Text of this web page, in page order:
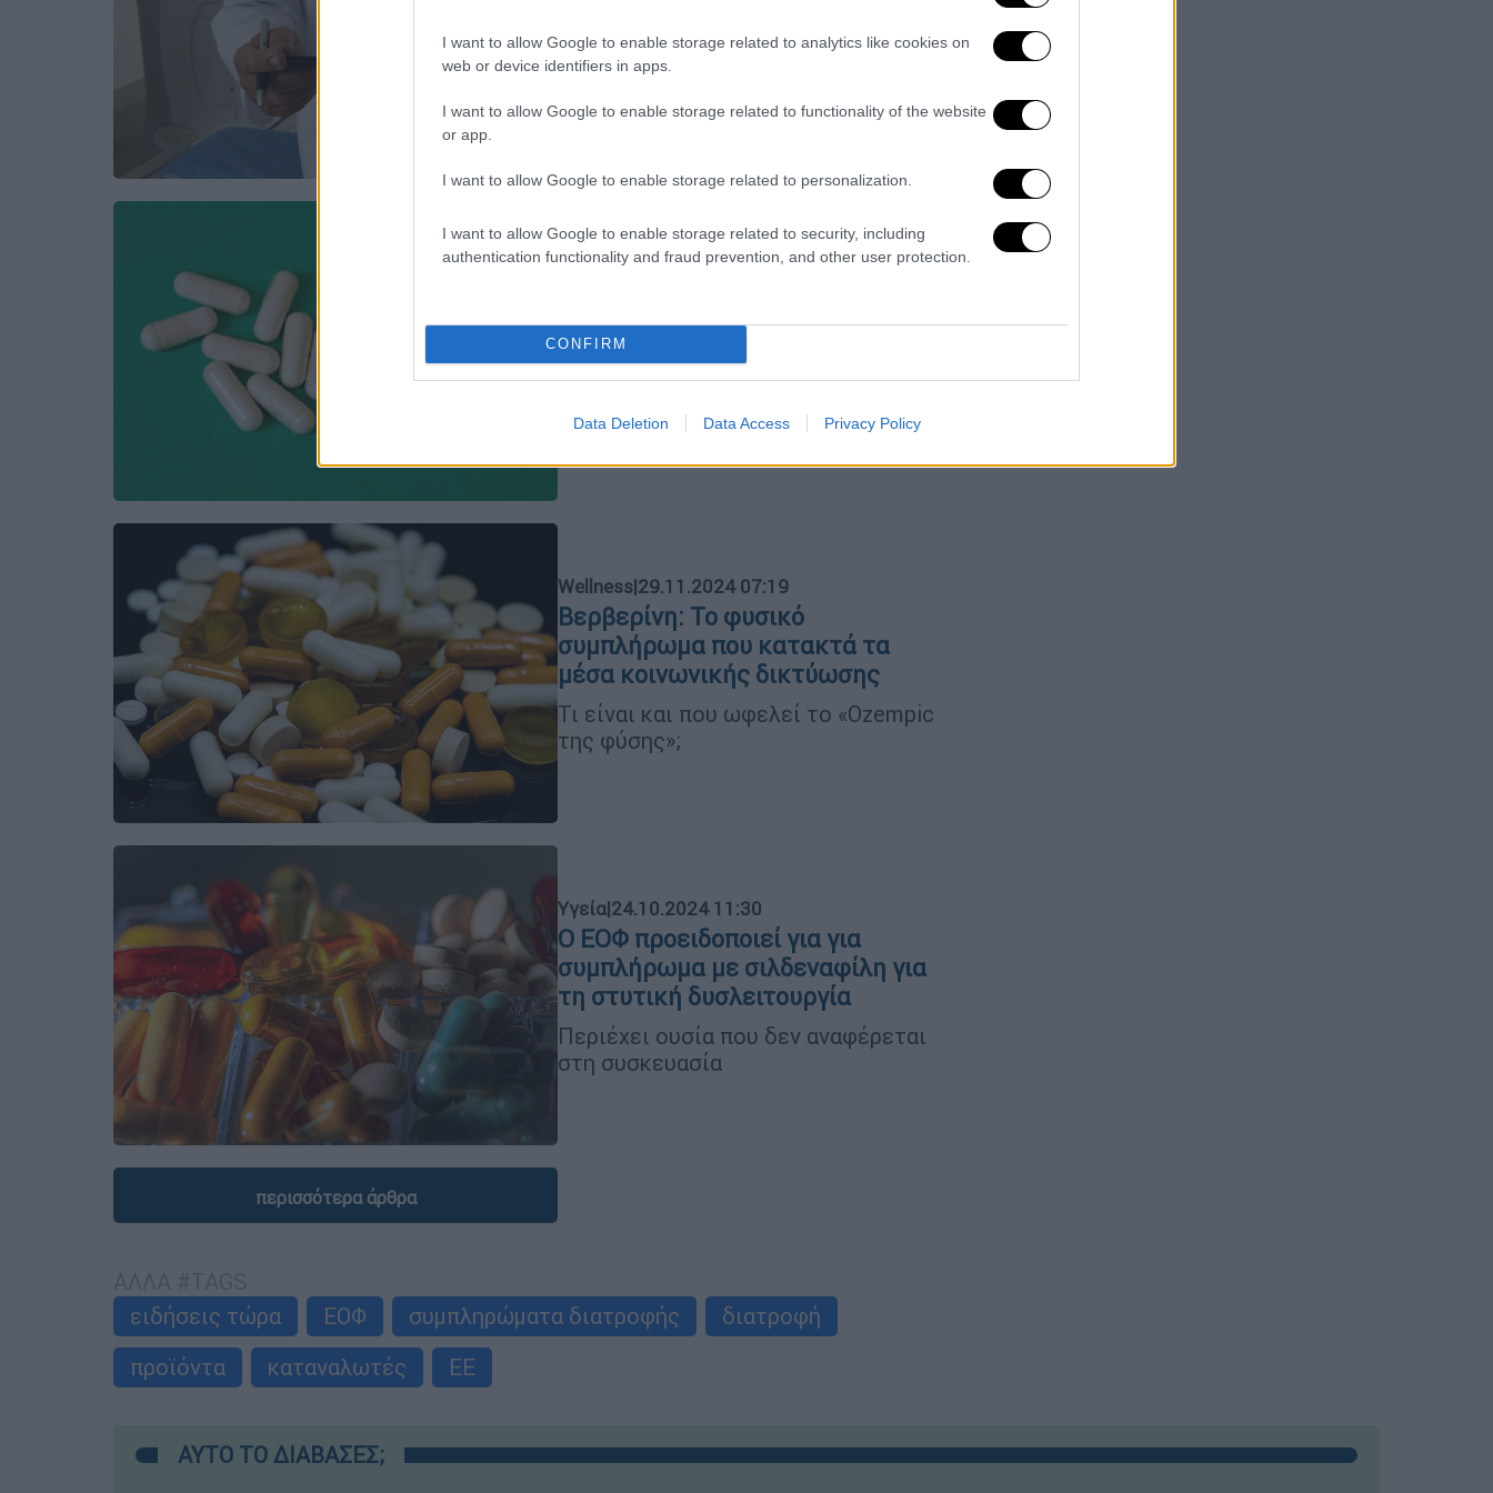
I want to allow Google to enable storage related to analytics like cookies on
web or device identifiers in apps.
I want to allow Google to enable storage related to functionality of the website
or app.
I want to allow Google to enable storage related to personalization.
I want to allow Google to enable storage related to security, including
authentication functionality and fraud prevention, and other user protection.
CONFIRM
Data Deletion Data Access Privacy Policy
αίμα έχουν συνδεθεί με αυξημένο
κίνδυνο καρδιαγγειακών παθήσεων,
εγκεφαλικών επεισοδίων και
Υγεία|10.04.2025 19:12
γνωστού σκευάσματος
μελατονίνης
συστατικά CBD και CBN
Wellness|29.11.2024 07:19
Βερβερίνη: Το φυσικό
συμπλήρωμα που κατακτά τα
μέσα κοινωνικής δικτύωσης
Τι είναι και που ωφελεί το «Ozempic
της φύσης»;
Υγεία|24.10.2024 11:30
Ο ΕΟΦ προειδοποιεί για για
συμπλήρωμα με σιλδεναφίλη για
τη στυτική δυσλειτουργία
Περιέχει ουσία που δεν αναφέρεται
στη συσκευασία
περισσότερα άρθρα
ειδήσεις τώρα
ΕΟΦ συμπληρώματα διατροφής
διατροφή
προϊόντα
καταναλωτές ΕΕ
ΑΥΤΟ ΤΟ ΔΙΑΒΑΣΕΣ;